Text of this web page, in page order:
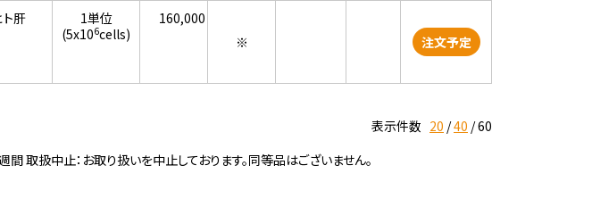
ト肝
1単位
(5x106cells)
160,000
※
注文予定
表示件数 20 40 60
扱中止：お取り扱いを中止しております。同等品はございません。